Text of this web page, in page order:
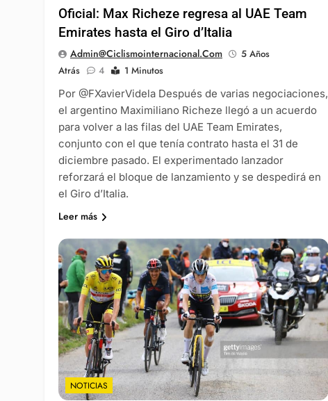
Oficial: Max Richeze regresa al UAE Team
Emirates hasta el Giro d’Italia
Admin@ciclismointernacional.com
5 Años
Atrás
4
1 Minutos
Por @FXavierVidela Después de varias negociaciones,
el argentino Maximiliano Richeze llegó a un acuerdo
para volver a las filas del UAE Team Emirates,
conjunto con el que tenía contrato hasta el 31 de
diciembre pasado. El experimentado lanzador
reforzará el bloque de lanzamiento y se despedirá en
el Giro d’Italia.
Leer más
NOTICIAS